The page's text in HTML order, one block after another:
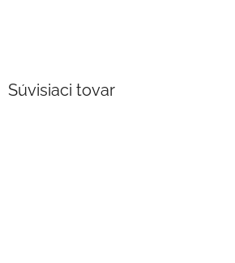
Súvisiaci tovar